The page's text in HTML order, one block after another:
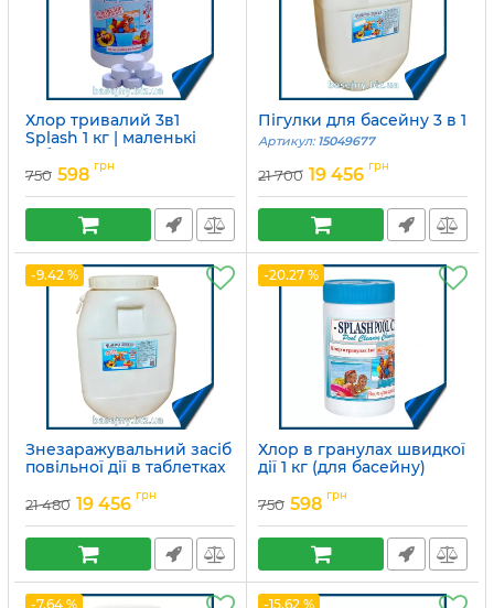
Хлор тривалий 3в1
Splash 1 кг | маленькі
таблетки по 20 грам
Артикул: 15049679
750 598 грн
Пігулки для басейну 3 в 1
Артикул: 15049677
21 700 19 456 грн
-9.42 %
Знезаражувальний засіб
повільної дії в таблетках
21 480 19 456 грн
-20.27 %
Хлор в гранулах швидкої
дії 1 кг (для басейну)
750 598 грн
-7.64 % -15.62 %